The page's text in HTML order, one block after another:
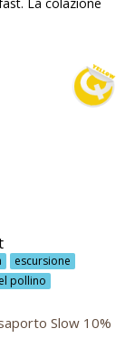
escursione
pollino
Slow 10%